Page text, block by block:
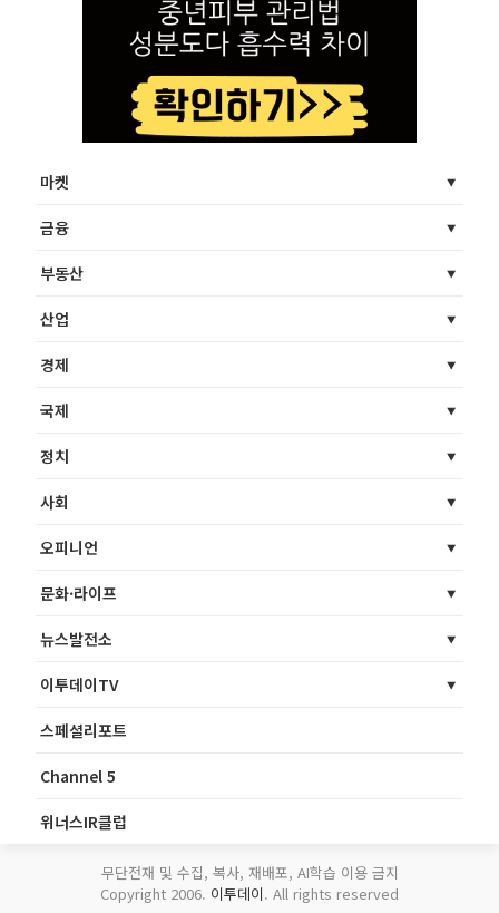
마켓
금융
부동산
산업
경제
국제
정치
사회
오피니언
문화·라이프
뉴스발전소
이투데이TV
스페셜리포트
Channel 5
위너스IR클럽
무단전재 및 수집, 복사, 재배포, AI학습 이용 금지
Copyright 2006. 이투데이. All rights reserved